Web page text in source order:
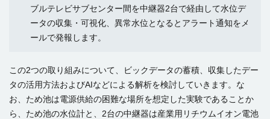
ブルテレビサブセンター間を中継器2台で経由して水位デ
ータの収集・可視化、異常水位となるとアラート通知をメ
ールで発報します。
この2つの取り組みについて、ビックデータの蓄積、収集したデー
タの活用方法およびAIなどによる解析を検討していきます。な
お、ため池は電源供給の困難な場所を想定した実験であることか
ら、ため池の水位計と、2台の中継器は産業用リチウムイオン電池